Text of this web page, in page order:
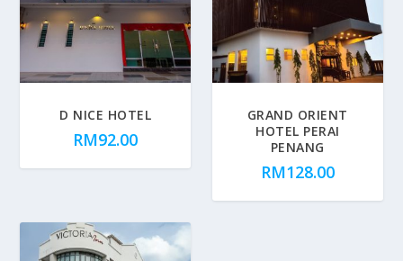
D NICE HOTEL
RM92.00
GRAND ORIENT
HOTEL PERAI
PENANG
RM128.00